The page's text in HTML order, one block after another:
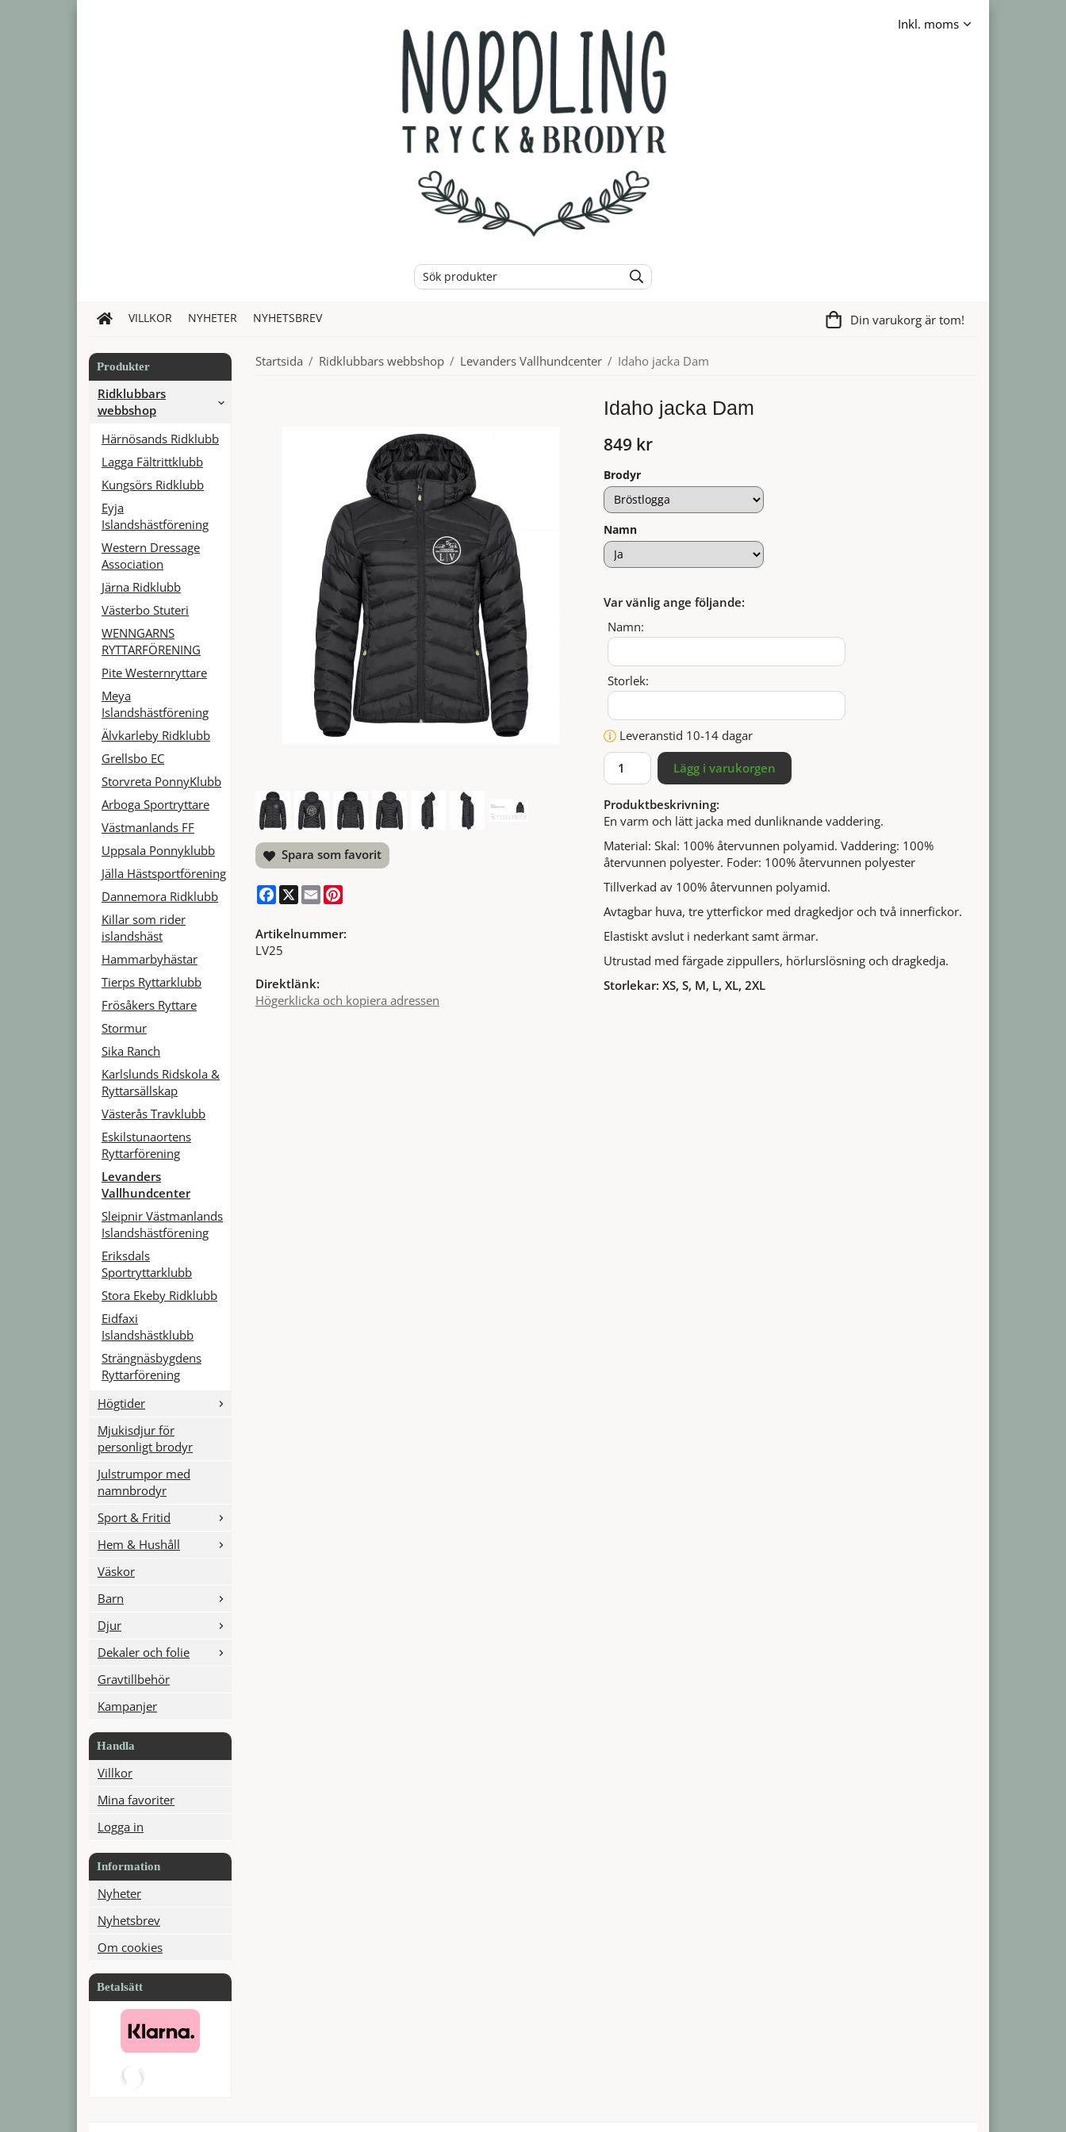
VILLKOR NYHETER NYHETSBREV Din varukorg är tom!
Produkter
Ridklubbars
webbshop
Härnösands Ridklubb
Lagga Fältrittklubb
Kungsörs Ridklubb
Eyja
Islandshästförening
Western Dressage
Association
Järna Ridklubb
Västerbo Stuteri
WENNGARNS
RYTTARFÖRENING
Pite Westernryttare
Meya
Islandshästförening
Älvkarleby Ridklubb
Grellsbo EC
Storvreta PonnyKlubb
Arboga Sportryttare
Västmanlands FF
Uppsala Ponnyklubb
Jälla Hästsportförening
Dannemora Ridklubb
Killar som rider
islandshäst
Hammarbyhästar
Tierps Ryttarklubb
Frösåkers Ryttare
Stormur
Sika Ranch
Karlslunds Ridskola &
Ryttarsällskap
Västerås Travklubb
Eskilstunaortens
Ryttarförening
Levanders
Vallhundcenter
Sleipnir Västmanlands
Islandshästförening
Eriksdals
Sportryttarklubb
Stora Ekeby Ridklubb
Eidfaxi
Islandshästklubb
Strängnäsbygdens
Ryttarförening
Högtider
Mjukisdjur för
personligt brodyr
Julstrumpor med
namnbrodyr
Sport & Fritid
Hem & Hushåll
Väskor
Barn
Djur
Dekaler och folie
Gravtillbehör
Kampanjer
Handla
Villkor
Mina favoriter
Logga in
Information
Nyheter
Nyhetsbrev
Om cookies
Betalsätt
Startsida / Ridklubbars webbshop / Levanders Vallhundcenter / Idaho jacka Dam
Idaho jacka Dam
849 kr
Brodyr
Namn
Var vänlig ange följande:
Namn:
Storlek:
Leveranstid 10-14 dagar
Lägg i varukorgen
Produktbeskrivning:
En varm och lätt jacka med dunliknande vaddering.
Material: Skal: 100% återvunnen polyamid. Vaddering: 100%
återvunnen polyester. Foder: 100% återvunnen polyester
Tillverkad av 100% återvunnen polyamid.
Avtagbar huva, tre ytterfickor med dragkedjor och två innerfickor.
Elastiskt avslut i nederkant samt ärmar.
Utrustad med färgade zippullers, hörlurslösning och dragkedja.
Storlekar: XS, S, M, L, XL, 2XL
Spara som favorit
Facebook
X Email
Artikelnummer:
LV25
Direktlänk:
Högerklicka och kopiera adressen